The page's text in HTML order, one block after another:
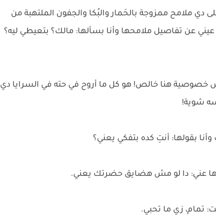
ملامح ممزوجة بالحَمار والبُكا والجفون الملتهبة من
عن تفاصيل ملامحها وأنا بسألها: مالك؟ بتعيطي ليه؟
هنا خالص! هو كل ما أروح في حته في السرايا دي
شوية!
بقولها: أنتِ كده بتفكي يعني؟
عني: دا لو مش هضايق حضرتك يعني.
تمام، زي ما تحبي.